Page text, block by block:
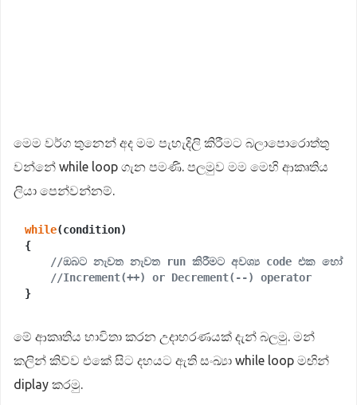
මෙම වර්ග තුනෙන් අද මම පැහැදිලි කිරීමට බලාපොරොත්තු
වන්නේ while loop ගැන පමණි. පලමුව මම මෙහි ආකෘතිය
ලියා පෙන්වන්නම්.
while(condition)
{
//ඔබට නැවත නැවත run කිරීමට අවශ්‍ය code එක හෝ
//Increment(++) or Decrement(--) operator
මේ ආකෘතිය භාවිතා කරන උදාහරණයක් දැන් බලමු. මන්
කලින් කිව්ව එකේ සිට දහයට ඇති සංඛ්‍යා while loop මඟින්
diplay කරමු.